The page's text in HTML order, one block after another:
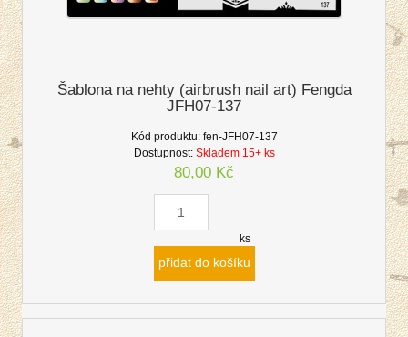
Šablona na nehty (airbrush nail art) Fengda
JFH07-137
Kód produktu: fen-JFH07-137
Dostupnost: Skladem 15+ ks
80,00 Kč
ks
přidat do košíku